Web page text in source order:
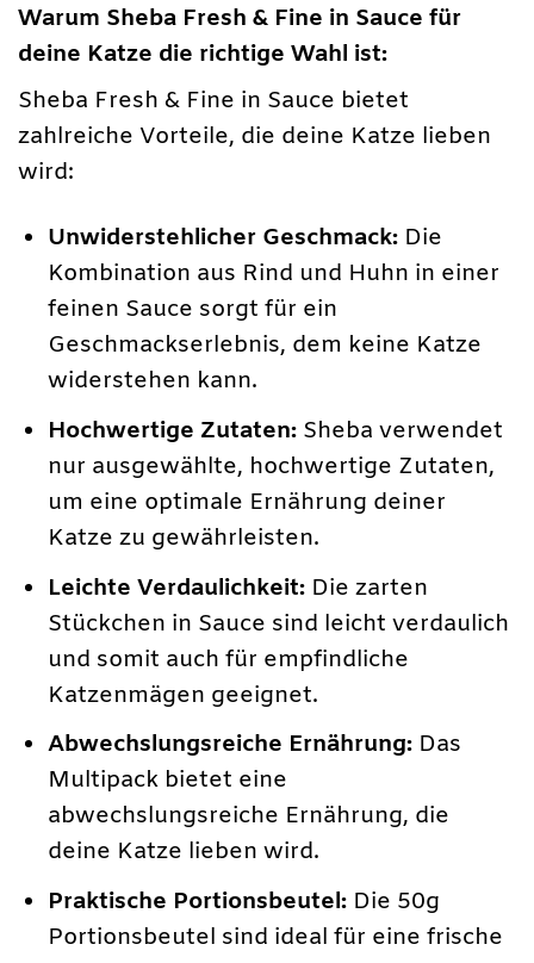
Warum Sheba Fresh & Fine in Sauce für
deine Katze die richtige Wahl ist:
Sheba Fresh & Fine in Sauce bietet
zahlreiche Vorteile, die deine Katze lieben
wird:
Unwiderstehlicher Geschmack: Die
Kombination aus Rind und Huhn in einer
feinen Sauce sorgt für ein
Geschmackserlebnis, dem keine Katze
widerstehen kann.
Hochwertige Zutaten: Sheba verwendet
nur ausgewählte, hochwertige Zutaten,
um eine optimale Ernährung deiner
Katze zu gewährleisten.
Leichte Verdaulichkeit: Die zarten
Stückchen in Sauce sind leicht verdaulich
und somit auch für empfindliche
Katzenmägen geeignet.
Abwechslungsreiche Ernährung: Das
Multipack bietet eine
abwechslungsreiche Ernährung, die
deine Katze lieben wird.
Praktische Portionsbeutel: Die 50g
Portionsbeutel sind ideal für eine frische